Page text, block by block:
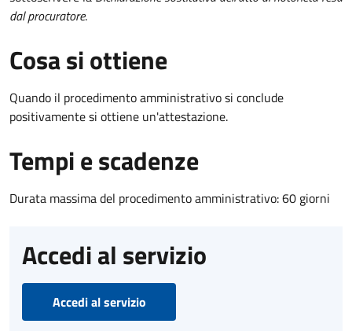
dal procuratore.
Cosa si ottiene
Quando il procedimento amministrativo si conclude
positivamente si ottiene un'attestazione.
Tempi e scadenze
Durata massima del procedimento amministrativo: 60 giorni
Accedi al servizio
Accedi al servizio